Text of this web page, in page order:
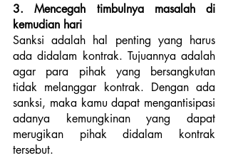
3. Mencegah timbulnya masalah di
kemudian hari
Sanksi adalah hal penting yang harus
ada didalam kontrak. Tujuannya adalah
agar para pihak yang bersangkutan
tidak melanggar kontrak. Dengan ada
sanksi, maka kamu dapat mengantisipasi
adanya kemungkinan yang dapat
merugikan pihak didalam kontrak
tersebut.